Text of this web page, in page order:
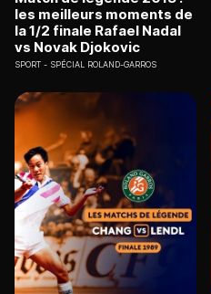
les meilleurs moments de
la 1/2 finale Rafael Nadal
vs Novak Djokovic
SPORT SPÉCIAL ROLAND-GARROS